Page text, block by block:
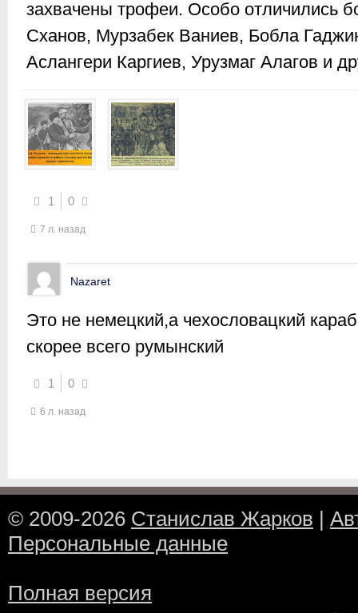
захвачены трофеи. Особо отличились
Сханов, Мурзабек Ваниев, Бобла
Аслангери Каргиев, Урузмаг Алагов и
1 0
7 л. назад
Nazaret
Это не немецкий,а чехословацкий
скорее всего румынский
1 0
6 л. назад
© 2009-2026 Станислав Жарков |
Персональные данные
Полная версия